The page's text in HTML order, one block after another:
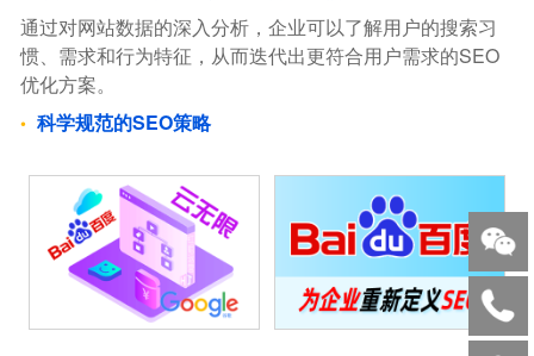
通过对网站数据的深入分析，企业可以了解用户的搜索习
惯、需求和行为特征，从而迭代出更符合用户需求的SEO
优化方案。
科学规范的SEO策略